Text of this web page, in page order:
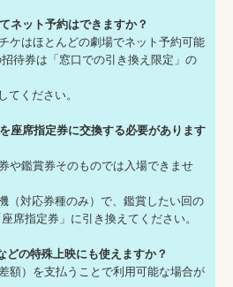
ネット予約はできますか？
ケはほとんどの劇場でネット予約可能
待券は「窓口での引き換え限定」の
ください。
座席指定券に交換する必要があります
や鑑賞券そのものでは入場できませ
対応券種のみ）で、鑑賞したい回の
席指定券」に引き換えてください。
どの特殊上映にも使えますか？
額）を支払うことで利用可能な場合が